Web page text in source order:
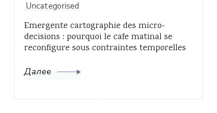
Uncategorised
Emergente cartographie des micro-
decisions : pourquoi le cafe matinal se
reconfigure sous contraintes temporelles
Далее